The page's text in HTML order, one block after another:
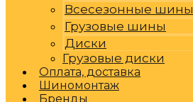
Всесезонные шины
Грузовые шины
Диски
Грузовые диски
Оплата, доставка
Шиномонтаж
Бренды